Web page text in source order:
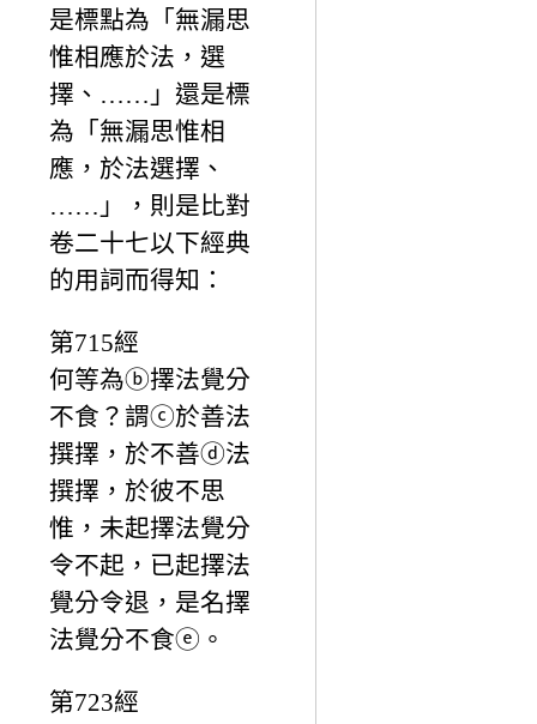
是標點為「無漏思
惟相應於法，選
擇、……」還是標
為「無漏思惟相
應，於法選擇、
……」，則是比對
卷二十七以下經典
的用詞而得知：
第715經
何等為ⓑ擇法覺分
不食？謂ⓒ於善法
撰擇，於不善ⓓ法
撰擇，於彼不思
惟，未起擇法覺分
令不起，已起擇法
覺分令退，是名擇
法覺分不食ⓔ。
第723經